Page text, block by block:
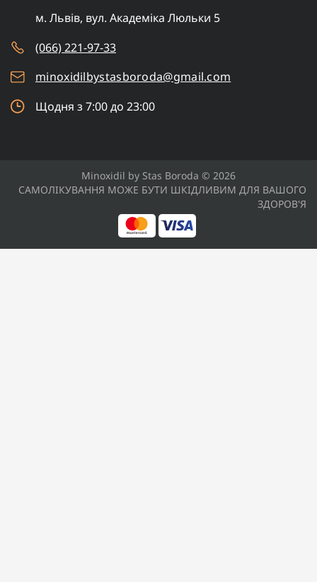
м. Львів, вул. Академіка Люльки 5
(066) 221-97-33
minoxidilbystasboroda@gmail.com
Щодня з 7:00 до 23:00
Minoxidil by Stas Boroda © 2026
САМОЛІКУВАННЯ МОЖЕ БУТИ ШКІДЛИВИМ ДЛЯ ВАШОГО
ЗДОРОВ'Я